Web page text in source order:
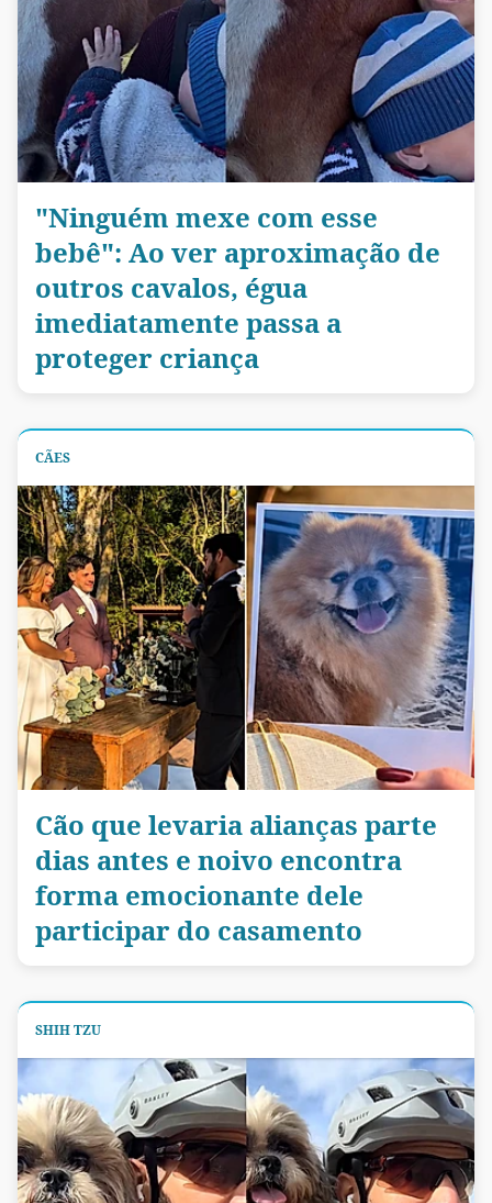
"Ninguém mexe com esse
bebê": Ao ver aproximação de
outros cavalos, égua
imediatamente passa a
proteger criança
CÃES
Cão que levaria alianças parte
dias antes e noivo encontra
forma emocionante dele
participar do casamento
SHIH TZU